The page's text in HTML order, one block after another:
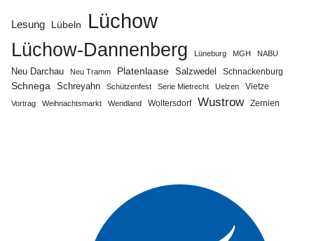
Lesung Lübeln Lüchow
Lüchow-Dannenberg Lüneburg MGH NABU
Neu Darchau Neu Tramm Platenlaase Salzwedel Schnackenburg
Schnega Schreyahn Schützenfest Serie Mietrecht Uelzen Vietze
Vortrag Weihnachtsmarkt Wendland Woltersdorf Wustrow Zernien